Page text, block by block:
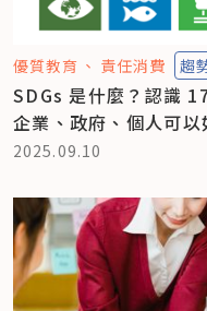
優質教育 責任消費 趨
SDGs 是什麼？認識
企業、政府、個人可
2025.09.10